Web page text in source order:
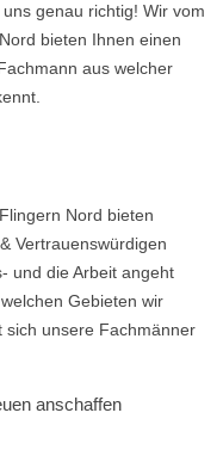
genau richtig! Wir vom
bieten Ihnen einen
aus welcher
Nord bieten
Vertrauenswürdigen
und die Arbeit angeht
Gebieten wir
sich unsere Fachmänner
anschaffen